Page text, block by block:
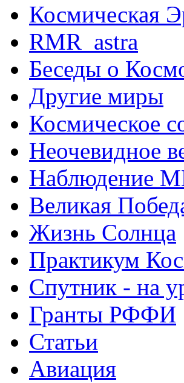
Космическая
RMR_astra
Беседы о
Другие миры
Космическое
Неочевидное
Наблюдение
Великая
Жизнь Солнца
Практикум
Спутник - на
Гранты РФФИ
Статьи
Авиация